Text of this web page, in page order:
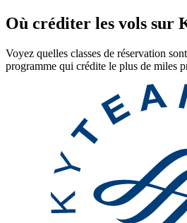
Où créditer les vols sur
Voyez quelles classes de réservation
programme qui crédite le plus de miles